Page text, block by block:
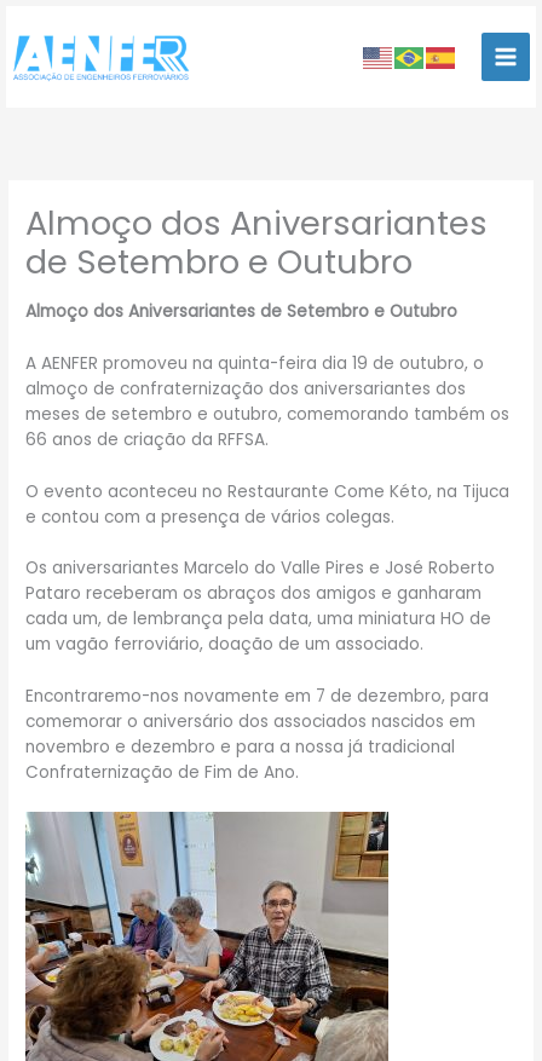
para
conteúdo
Almoço dos Aniversariantes
de Setembro e Outubro
Almoço dos Aniversariantes de Setembro e Outubro
A AENFER promoveu na quinta-feira dia 19 de outubro, o
almoço de confraternização dos aniversariantes dos
meses de setembro e outubro, comemorando também os
66 anos de criação da RFFSA.
O evento aconteceu no Restaurante Come Kéto, na Tijuca
e contou com a presença de vários colegas.
Os aniversariantes Marcelo do Valle Pires e José Roberto
Pataro receberam os abraços dos amigos e ganharam
cada um, de lembrança pela data, uma miniatura HO de
um vagão ferroviário, doação de um associado.
Encontraremo-nos novamente em 7 de dezembro, para
comemorar o aniversário dos associados nascidos em
novembro e dezembro e para a nossa já tradicional
Confraternização de Fim de Ano.